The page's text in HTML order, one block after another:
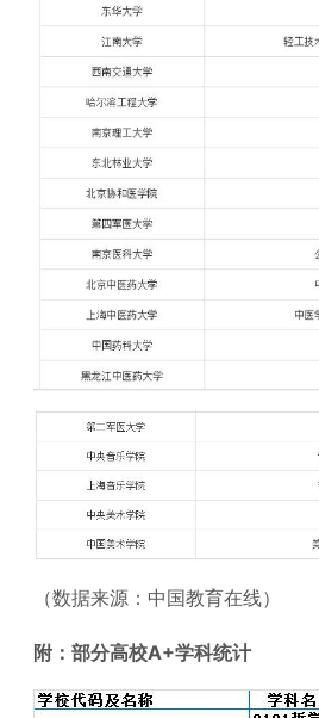
（数据来源：中国教育在线）
附：部分高校A+学科统计